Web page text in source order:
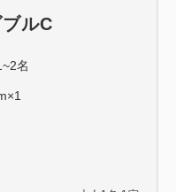
ルC
名